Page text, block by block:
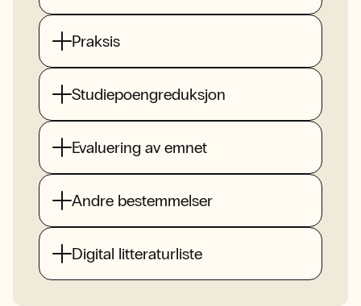
Praksis
Studiepoengreduksjon
Evaluering av emnet
Andre bestemmelser
Digital litteraturliste